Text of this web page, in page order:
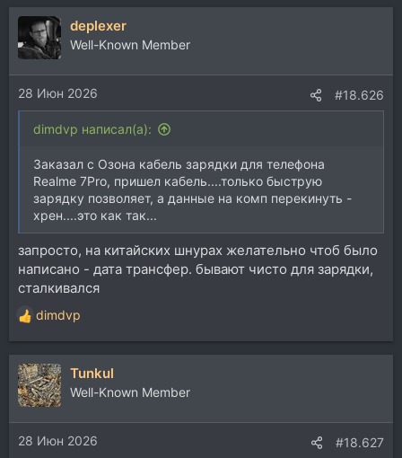
deplexer
Well-Known Member
28 Июн 2026 #18.626
dimdvp написал(а):
Заказал с Озона кабель зарядки для телефона
Realme 7Pro, пришел кабель....только быструю
зарядку позволяет, а данные на комп перекинуть -
хрен....это как так...
запросто, на китайских шнурах желательно чтоб было
написано - дата трансфер. бывают чисто для зарядки,
сталкивался
Р
е
а
к
ц
и
и
:
dimdvp
Tunkul
Well-Known Member
28 Июн 2026 #18.627